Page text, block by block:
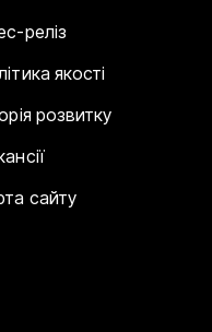
реліз
якості
розвитку
сайту